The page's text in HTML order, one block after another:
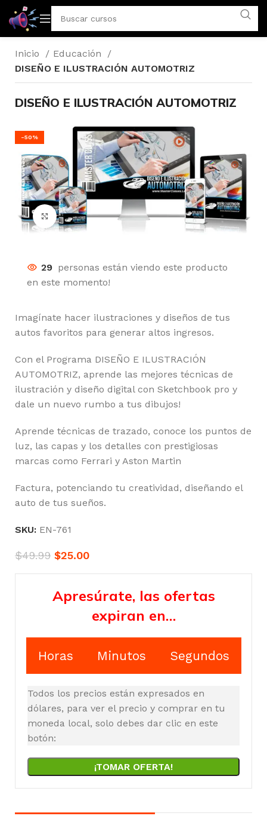
Inicio
Educación
DISEÑO E ILUSTRACIÓN AUTOMOTRIZ
DISEÑO E ILUSTRACIÓN AUTOMOTRIZ
-50%
Click para agrandar
29 personas están viendo este producto
en este momento!
Imagínate hacer ilustraciones y diseños de tus
autos favoritos para generar altos ingresos.
Con el Programa DISEÑO E ILUSTRACIÓN
AUTOMOTRIZ, aprende las mejores técnicas de
ilustración y diseño digital con Sketchbook pro y
dale un nuevo rumbo a tus dibujos!
Aprende técnicas de trazado, conoce los puntos de
luz, las capas y los detalles con prestigiosas
marcas como Ferrari y Aston Martin
Factura, potenciando tu creatividad, diseñando el
auto de tus sueños.
SKU: EN-761
$49.99 $25.00
Apresúrate, las ofertas
expiran en…
Horas Minutos Segundos
Todos los precios están expresados en
dólares, para ver el precio y comprar en tu
moneda local, solo debes dar clic en este
botón:
¡TOMAR OFERTA!